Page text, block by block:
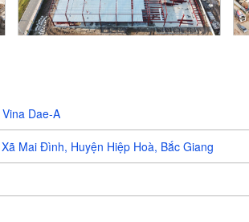
Dae-A
Mai Đình, Huyện Hiệp Hoà, Bắc Giang